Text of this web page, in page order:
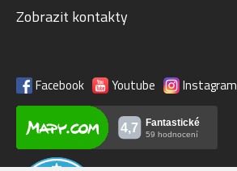
Zobrazit kontakty
Facebook Youtube Instagram